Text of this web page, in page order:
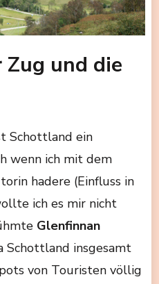
und die
Schottland ein
wenn ich mit dem
hadere (Einfluss in
ich es mir nicht
Glenfinnan
Schottland insgesamt
von Touristen völlig